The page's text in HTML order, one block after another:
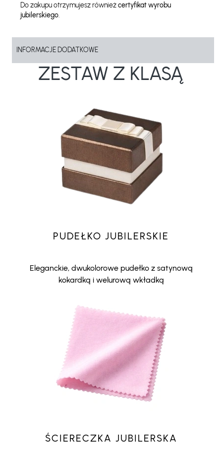
Do zakupu otrzymujesz równieżcertyfikat wyrobu
jubilerskiego.
INFORMACJE DODATKOWE
ZESTAW Z KLASĄ
PUDEŁKO JUBILERSKIE
Eleganckie, dwukolorowe pudełko z satynową
kokardką i welurową wkładką
ŚCIERECZKA JUBILERSKA